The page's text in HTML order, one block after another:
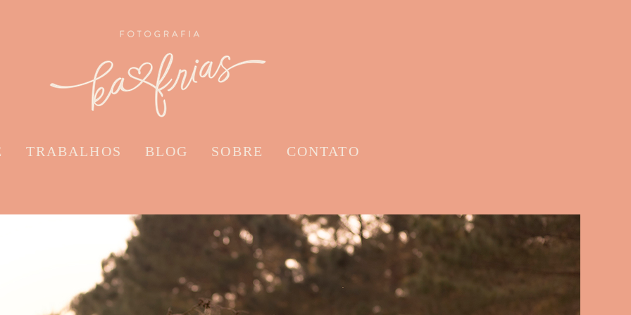
TRABALHOS BLOG SOBRE CONTATO